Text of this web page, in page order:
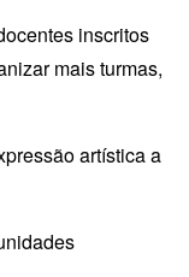
inscritos
mais turmas,
artística a